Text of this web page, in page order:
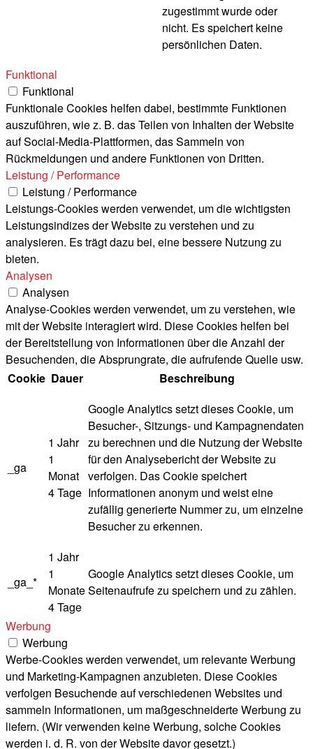
zugestimmt wurde oder
nicht. Es speichert keine
persönlichen Daten.
Funktional
Funktional
Funktionale Cookies helfen dabei, bestimmte Funktionen
auszuführen, wie z. B. das Teilen von Inhalten der Website
auf Social-Media-Plattformen, das Sammeln von
Rückmeldungen und andere Funktionen von Dritten.
Leistung / Performance
Leistung / Performance
Leistungs-Cookies werden verwendet, um die wichtigsten
Leistungsindizes der Website zu verstehen und zu
analysieren. Es trägt dazu bei, eine bessere Nutzung zu
bieten.
Analysen
Analysen
Analyse-Cookies werden verwendet, um zu verstehen, wie
mit der Website interagiert wird. Diese Cookies helfen bei
der Bereitstellung von Informationen über die Anzahl der
Besuchenden, die Absprungrate, die aufrufende Quelle usw.
Cookie Dauer Beschreibung
_ga
1 Jahr
1
Monat
4 Tage
Google Analytics setzt dieses Cookie, um
Besucher-, Sitzungs- und Kampagnendaten
zu berechnen und die Nutzung der Website
für den Analysebericht der Website zu
verfolgen. Das Cookie speichert
Informationen anonym und weist eine
zufällig generierte Nummer zu, um einzelne
Besucher zu erkennen.
_ga_*
1 Jahr
1
Monate
4 Tage
Google Analytics setzt dieses Cookie, um
Seitenaufrufe zu speichern und zu zählen.
Werbung
Werbung
Werbe-Cookies werden verwendet, um relevante Werbung
und Marketing-Kampagnen anzubieten. Diese Cookies
verfolgen Besuchende auf verschiedenen Websites und
sammeln Informationen, um maßgeschneiderte Werbung zu
liefern. (Wir verwenden keine Werbung, solche Cookies
werden i. d. R. von der Website davor gesetzt.)